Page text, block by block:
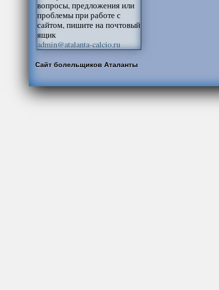
вопросы, предложения или
проблемы при работе с
сайтом, пишите на почтовый
ящик
admin@atalanta-calcio.ru
Сайт болельщиков Аталанты